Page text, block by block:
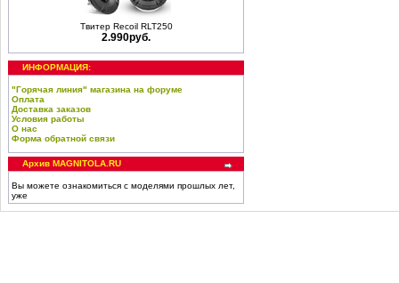
Твитер Recoil RLT250
2.990руб.
ИНФОРМАЦИЯ:
"Горячая линия" магазина на форуме
Оплата
Доставка заказов
Условия работы
О нас
Форма обратной связи
Архив MAGNITOLA.RU
Вы можете ознакомиться с моделями прошлых лет,
уже